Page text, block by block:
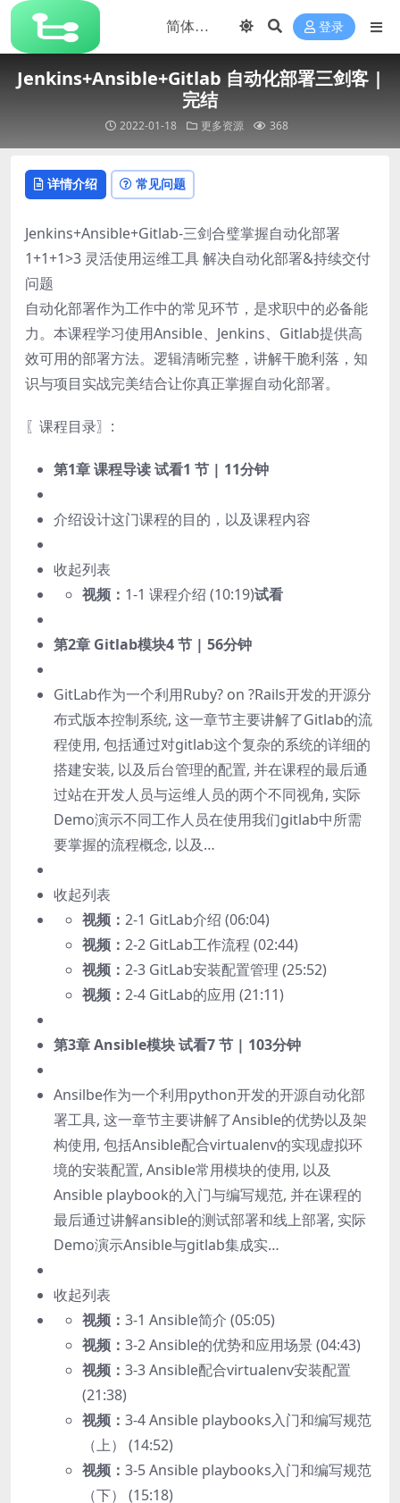
登录
Jenkins+Ansible+Gitlab 自动化部署三剑客 |
完结
2022-01-18 更多资源 368
详情介绍 常见问题
Jenkins+Ansible+Gitlab-三剑合璧掌握自动化部署
1+1+1>3 灵活使用运维工具 解决自动化部署&持续交付
问题
自动化部署作为工作中的常见环节，是求职中的必备能
力。本课程学习使用Ansible、Jenkins、Gitlab提供高
效可用的部署方法。逻辑清晰完整，讲解干脆利落，知
识与项目实战完美结合让你真正掌握自动化部署。
〖课程目录〗:
第1章 课程导读试看1 节 | 11分钟
介绍设计这门课程的目的，以及课程内容
收起列表
视频： 1-1 课程介绍 (10:19)试看
第2章 Gitlab模块4 节 | 56分钟
GitLab作为一个利用Ruby? on ?Rails开发的开源分
布式版本控制系统, 这一章节主要讲解了Gitlab的流
程使用, 包括通过对gitlab这个复杂的系统的详细的
搭建安装, 以及后台管理的配置, 并在课程的最后通
过站在开发人员与运维人员的两个不同视角, 实际
Demo演示不同工作人员在使用我们gitlab中所需
要掌握的流程概念, 以及…
收起列表
视频： 2-1 GitLab介绍 (06:04)
视频： 2-2 GitLab工作流程 (02:44)
视频： 2-3 GitLab安装配置管理 (25:52)
视频： 2-4 GitLab的应用 (21:11)
第3章 Ansible模块试看7 节 | 103分钟
Ansilbe作为一个利用python开发的开源自动化部
署工具, 这一章节主要讲解了Ansible的优势以及架
构使用, 包括Ansible配合virtualenv的实现虚拟环
境的安装配置, Ansible常用模块的使用, 以及
Ansible playbook的入门与编写规范, 并在课程的
最后通过讲解ansible的测试部署和线上部署, 实际
Demo演示Ansible与gitlab集成实…
收起列表
视频： 3-1 Ansible简介 (05:05)
视频： 3-2 Ansible的优势和应用场景 (04:43)
视频： 3-3 Ansible配合virtualenv安装配置
(21:38)
视频： 3-4 Ansible playbooks入门和编写规范
（上） (14:52)
视频： 3-5 Ansible playbooks入门和编写规范
（下） (15:18)